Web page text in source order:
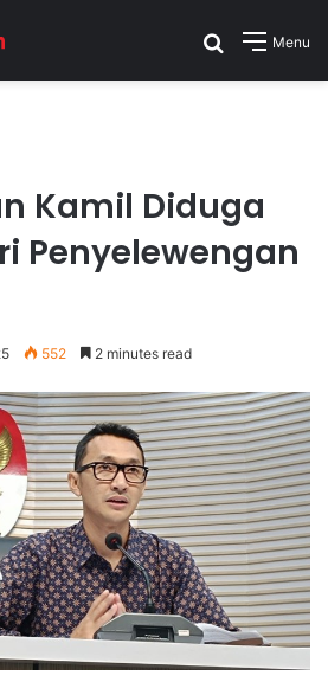
Menu
Search for
Kamil Diduga
Penyelewengan
552 2 minutes read